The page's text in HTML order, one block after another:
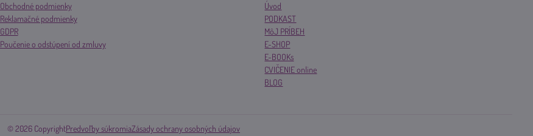
Obchodné podmienky
Reklamačné podmienky
GDPR
Poučenie o odstúpení od zmluvy
Úvod
PODKAST
MôJ PRÍBEH
E-SHOP
E-BOOKs
CVIČENIE online
BLOG
©2026CopyrightPredvoľby súkromiaZásady ochrany osobných údajov